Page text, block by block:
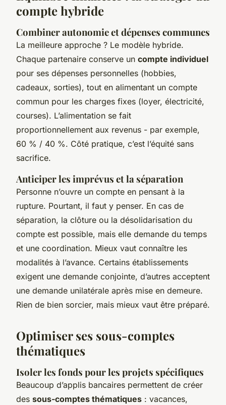
compte hybride
Combiner autonomie et dépenses communes
La meilleure approche ? Le modèle hybride.
Chaque partenaire conserve un compte individuel
pour ses dépenses personnelles (hobbies,
cadeaux, sorties), tout en alimentant un compte
commun pour les charges fixes (loyer, électricité,
courses). L’alimentation se fait
proportionnellement aux revenus - par exemple,
60 % / 40 %. Côté pratique, c’est l’équité sans
sacrifice.
Anticiper les imprévus et la séparation
Personne n’ouvre un compte en pensant à la
rupture. Pourtant, il faut y penser. En cas de
séparation, la clôture ou la désolidarisation du
compte est possible, mais elle demande du temps
et une coordination. Mieux vaut connaître les
modalités à l’avance. Certains établissements
exigent une demande conjointe, d’autres acceptent
une demande unilatérale après mise en demeure.
Rien de bien sorcier, mais mieux vaut être préparé.
Optimiser ses sous-comptes
thématiques
Isoler les fonds pour les projets spécifiques
Beaucoup d’applis bancaires permettent de créer
des sous-comptes thématiques : vacances,